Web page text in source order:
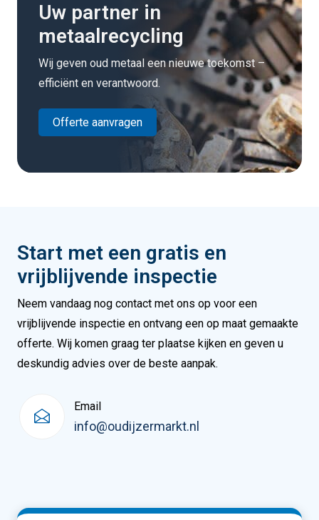
Uw partner in
metaalrecycling
Wij geven oud metaal een nieuwe toekomst –
efficiënt en verantwoord.
Offerte aanvragen
Start met een gratis en
vrijblijvende inspectie
Neem vandaag nog contact met ons op voor een
vrijblijvende inspectie en ontvang een op maat gemaakte
offerte. Wij komen graag ter plaatse kijken en geven u
deskundig advies over de beste aanpak.
Email
info@oudijzermarkt.nl